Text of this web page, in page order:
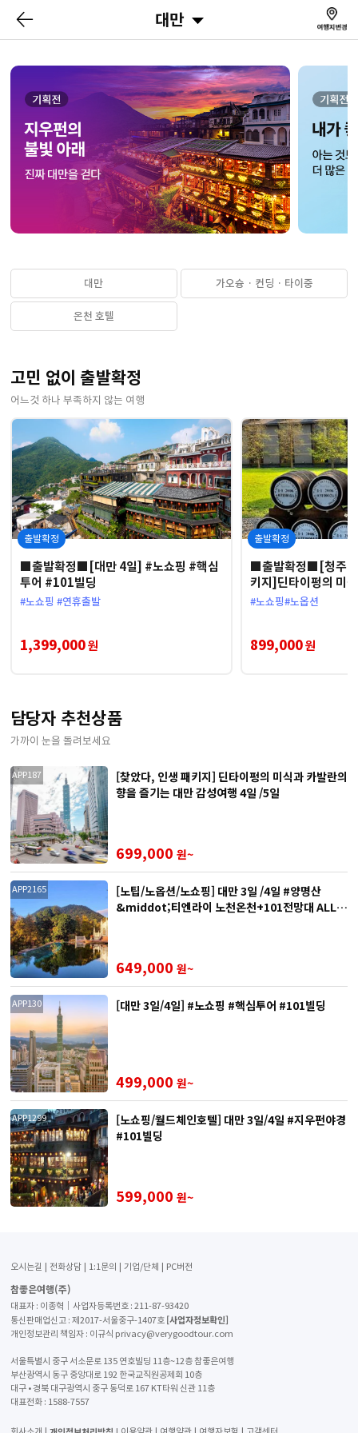
대만
대만 가오슝 · 컨딩 · 타이중
온천 호텔
고민 없이 출발확정
어느것 하나 부족하지 않는 여행
출발확정
■출발확정■[대만 4일] #노쇼핑 #핵심
투어 #101빌딩
#노쇼핑 #연휴출발
1,399,000원
출발확정
■출발확정■[청주
키지]딘타이펑의 미
즐기는 대만 감성여
#노쇼핑#노옵션
899,000원
담당자 추천상품
가까이 눈을 돌려보세요
APP187
[찾았다, 인생 패키지] 딘타이펑의 미식과 카발란의
향을 즐기는 대만 감성여행 4일 /5일
699,000 원~
APP2165
[노팁/노옵션/노쇼핑] 대만 3일 /4일 #양명산
&middot;티엔라이 노천온천+101전망대 ALL
649,000 원~
APP130 [대만 3일/4일] #노쇼핑 #핵심투어 #101빌딩
499,000 원~
APP1299
[노쇼핑/월드체인호텔] 대만 3일/4일 #지우펀야경
#101빌딩
599,000 원~
오시는길 전화상담 1:1문의 기업/단체 PC버전
참좋은여행(주)
대표자 : 이종혁│사업자등록번호 : 211-87-93420
통신판매업신고 : 제2017-서울중구-1407호 [사업자정보확인]
개인정보관리 책임자 : 이규식 privacy@verygoodtour.com
서울특별시 중구 서소문로 135 연호빌딩 11층~12층 참좋은여행
부산광역시 동구 중앙대로 192 한국교직원공제회 10층
대구 • 경북 대구광역시 중구 동덕로 167 KT타워 신관 11층
대표전화 : 1588-7557